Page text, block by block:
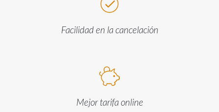
Facilidad en la cancelación
Mejor tarifa online